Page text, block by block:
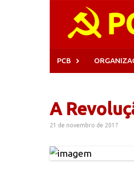
PCB
A
21 de novembro de 2017